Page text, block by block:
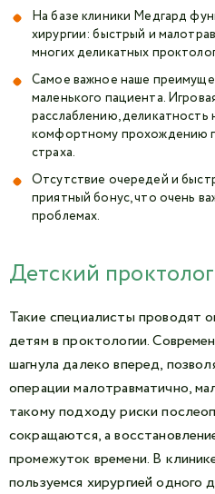
На базе клиники Медгард
хирургии: быстрый и
многих деликатных
Самое важное наше
маленького пациента.
расслаблению,
комфортному прохождению
страха.
Отсутствие очередей и
приятный бонус, что очень
проблемах.
Детский
Такие специалисты проводят
детям в проктологии.
шагнула далеко вперед,
операции малотравматично,
такому подходу риски
сокращаются, а
промежуток времени. В
пользуемся хирургией одного